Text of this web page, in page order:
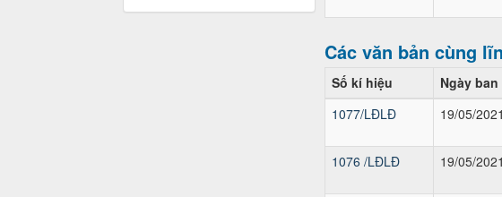
Các văn bản cùng
Số kí hiệu Ngày
1077/LĐLĐ
19/05/2021
1076 /LĐLĐ
19/05/2021